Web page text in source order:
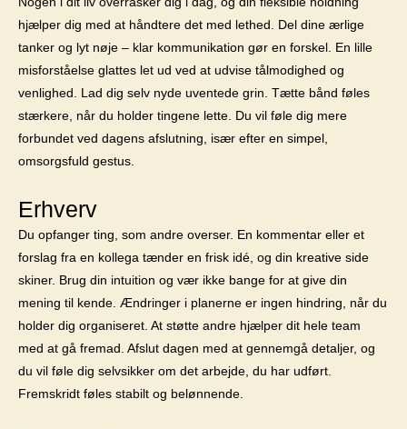
hjælper dig med at håndtere det med lethed. Del dine ærlige
tanker og lyt nøje – klar kommunikation gør en forskel. En lille
misforståelse glattes let ud ved at udvise tålmodighed og
venlighed. Lad dig selv nyde uventede grin. Tætte bånd føles
stærkere, når du holder tingene lette. Du vil føle dig mere
forbundet ved dagens afslutning, især efter en simpel,
omsorgsfuld gestus.
Erhverv
Du opfanger ting, som andre overser. En kommentar eller et
forslag fra en kollega tænder en frisk idé, og din kreative side
skiner. Brug din intuition og vær ikke bange for at give din
mening til kende. Ændringer i planerne er ingen hindring, når du
holder dig organiseret. At støtte andre hjælper dit hele team
med at gå fremad. Afslut dagen med at gennemgå detaljer, og
du vil føle dig selvsikker om det arbejde, du har udført.
Fremskridt føles stabilt og belønnende.